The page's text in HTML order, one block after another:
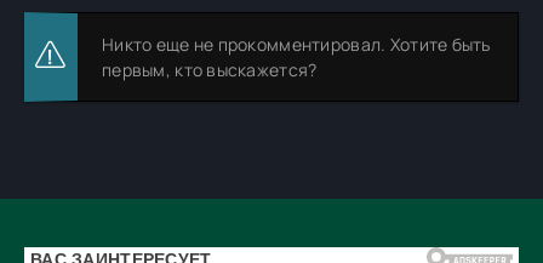
Никто еще не прокомментировал. Хотите быть
первым, кто выскажется?